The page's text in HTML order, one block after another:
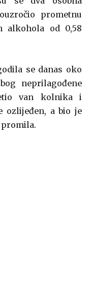
prometnu
alkohola od 0,58
se danas oko
neprilagođene
van kolnika i
ozlijeđen, a bio je
promila.